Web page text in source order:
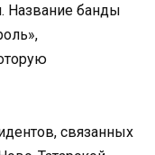
Название банды
связанных